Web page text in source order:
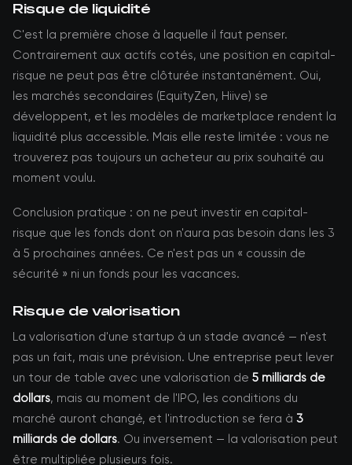
Risque de liquidité
C'est la première chose à laquelle il faut penser.
Contrairement aux actifs cotés, une position en capital-
risque ne peut pas être clôturée instantanément. Oui,
les marchés secondaires (EquityZen, Hiive) se
développent, et les modèles de marketplace rendent la
liquidité plus accessible. Mais elle reste limitée : vous ne
trouverez pas toujours un acheteur au prix souhaité au
moment voulu.
Conclusion pratique : on ne peut investir en capital-
risque que les fonds dont on n'aura pas besoin dans les 3
à 5 prochaines années. Ce n'est pas un « coussin de
sécurité » ni un fonds pour les vacances.
Risque de valorisation
La valorisation d'une startup à un stade avancé — n'est
pas un fait, mais une prévision. Une entreprise peut lever
un tour de table avec une valorisation de 5 milliards de
dollars, mais au moment de l'IPO, les conditions du
marché auront changé, et l'introduction se fera à 3
milliards de dollars. Ou inversement — la valorisation peut
être multipliée plusieurs fois.